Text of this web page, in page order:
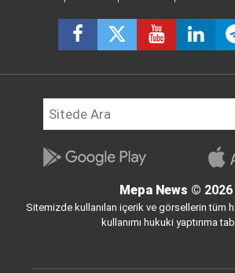
Mepa News © 2026
Sitemizde kullanılan içerik ve görsellerin tüm
kullanımı hukuki yaptırıma